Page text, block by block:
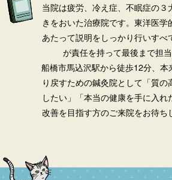
当院は疲労、冷え症、不眠症の３
きをおいた治療院です。 東洋医学
あたって説明をしっかり行いすべ
が責任を持って最後まで担当
船橋市馬込沢駅から徒歩12分、本
り戻すための鍼灸院として「質の
したい」「本当の健康を手に入れ
改善を目指す方のご来院をお待ち